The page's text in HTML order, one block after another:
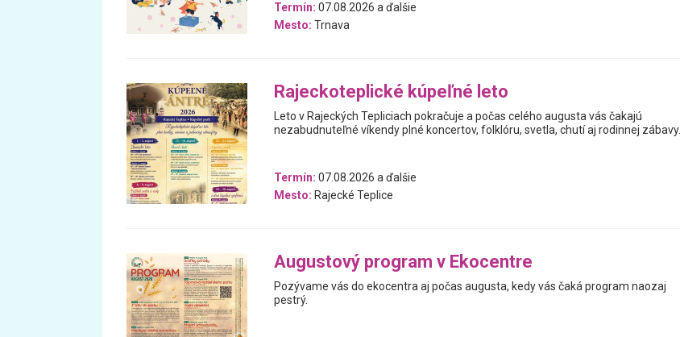
Termín: 07.08.2026 a ďalšie
Mesto: Trnava
Rajeckoteplické kúpeľné leto
Leto v Rajeckých Tepliciach pokračuje a počas celého augusta vás čakajú
nezabudnuteľné víkendy plné koncertov, folklóru, svetla, chutí aj rodinnej zábavy.
Termín: 07.08.2026 a ďalšie
Mesto: Rajecké Teplice
Augustový program v Ekocentre
Pozývame vás do ekocentra aj počas augusta, kedy vás čaká program naozaj
pestrý.